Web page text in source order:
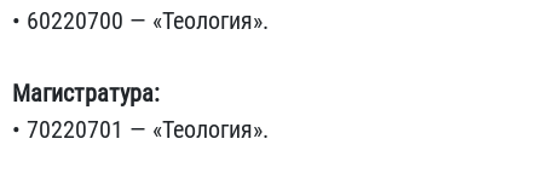
• 60220700 — «Теология».
Магистратура:
• 70220701 — «Теология».